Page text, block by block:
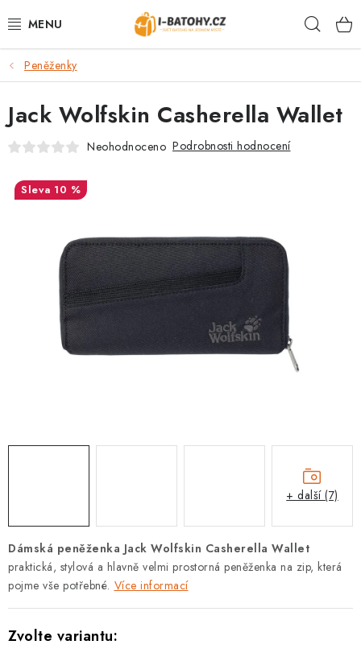
na
VÝPRODEJ %
BATOHY
TAŠKY, KABELKY
CESTOVNÍ ZAVAZADLA
PENĚŽENKY
DOPLŇKY A PŘÍSLUŠENSTVÍ
Doprava a platba Vše o nákupu Kontakty
Poradna
Peněženky
Dámská peněženka Jack Wolfskin Casherella Wallet
praktická, stylová a hlavně velmi prostorná peněženka na zip, která
pojme vše potřebné. Více informací
Jack Wolfskin Casherella Wallet
Neohodnoceno Podrobnosti hodnocení
10 %
+ další (7)